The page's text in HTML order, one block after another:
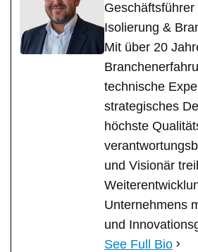
Isolierung &
Mit über 20
technische
strategisches
höchste
und Visionär
Unternehmens
und
See Full Bio